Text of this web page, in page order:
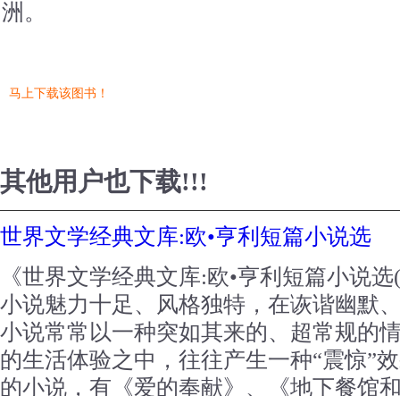
洲。
马上下载该图书！
其他用户也下载!!!
世界文学经典文库:欧•亨利短篇小说选
《世界文学经典文库:欧•亨利短篇小说
小说魅力十足、风格独特，在诙谐幽默
小说常常以一种突如其来的、超常规的
的生活体验之中，往往产生一种“震惊”
的小说，有《爱的奉献》、《地下餐馆